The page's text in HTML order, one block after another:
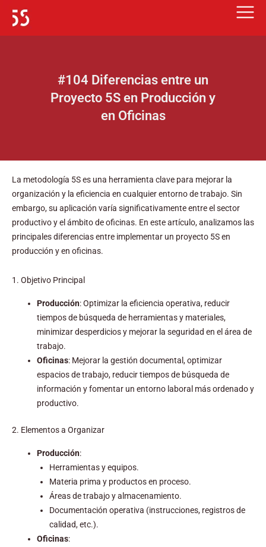
#104 Diferencias entre un
Proyecto 5S en Producción y
en Oficinas
La metodología 5S es una herramienta clave para mejorar la
organización y la eficiencia en cualquier entorno de trabajo. Sin
embargo, su aplicación varía significativamente entre el sector
productivo y el ámbito de oficinas. En este artículo, analizamos las
principales diferencias entre implementar un proyecto 5S en
producción y en oficinas.
1. Objetivo Principal
Producción: Optimizar la eficiencia operativa, reducir
tiempos de búsqueda de herramientas y materiales,
minimizar desperdicios y mejorar la seguridad en el área de
trabajo.
Oficinas: Mejorar la gestión documental, optimizar
espacios de trabajo, reducir tiempos de búsqueda de
información y fomentar un entorno laboral más ordenado y
productivo.
2. Elementos a Organizar
Producción:
Herramientas y equipos.
Materia prima y productos en proceso.
Áreas de trabajo y almacenamiento.
Documentación operativa (instrucciones, registros de
calidad, etc.).
Oficinas: